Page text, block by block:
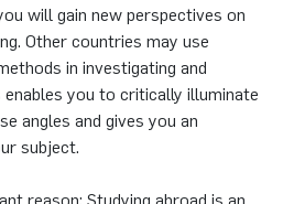
will gain new perspectives on
Other countries may use
in investigating and
you to critically illuminate
angles and gives you an
subject.